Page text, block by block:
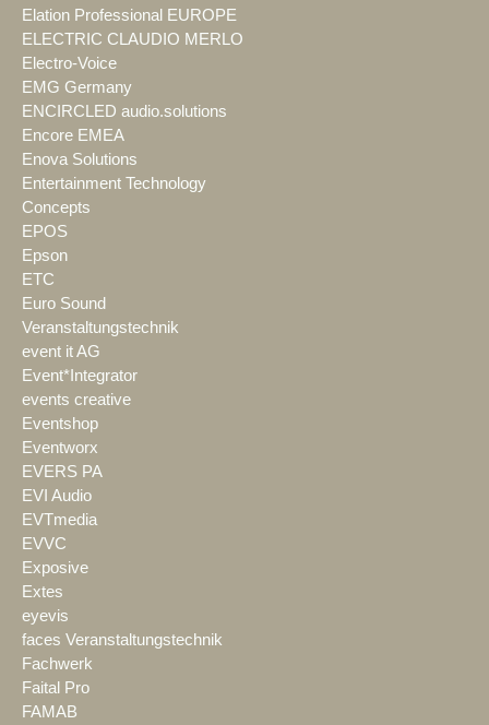
Elation Professional EUROPE
ELECTRIC CLAUDIO MERLO
Electro-Voice
EMG Germany
ENCIRCLED audio.solutions
Encore EMEA
Enova Solutions
Entertainment Technology
Concepts
EPOS
Epson
ETC
Euro Sound
Veranstaltungstechnik
event it AG
Event*Integrator
events creative
Eventshop
Eventworx
EVERS PA
EVI Audio
EVTmedia
EVVC
Exposive
Extes
eyevis
faces Veranstaltungstechnik
Fachwerk
Faital Pro
FAMAB